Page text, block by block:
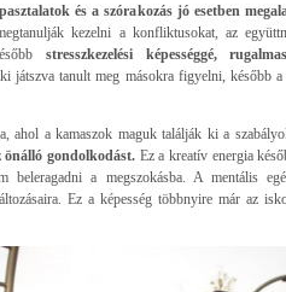
és a szórakozás jó esetben
kezelni a konfliktusokat, az
stresszkezelési képességgé,
játszva tanult meg másokra figyelni, később
ahol a kamaszok maguk találják ki a
önálló gondolkodást. Ez a kreatív energia
beleragadni a megszokásba. A mentális
Ez a képesség többnyire már az